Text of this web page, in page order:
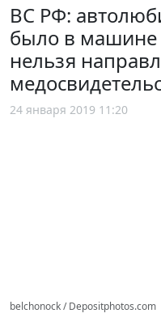
ВС РФ:
было в
нельзя
24 января 2019 11:20
belchonock / Depositphotos.com